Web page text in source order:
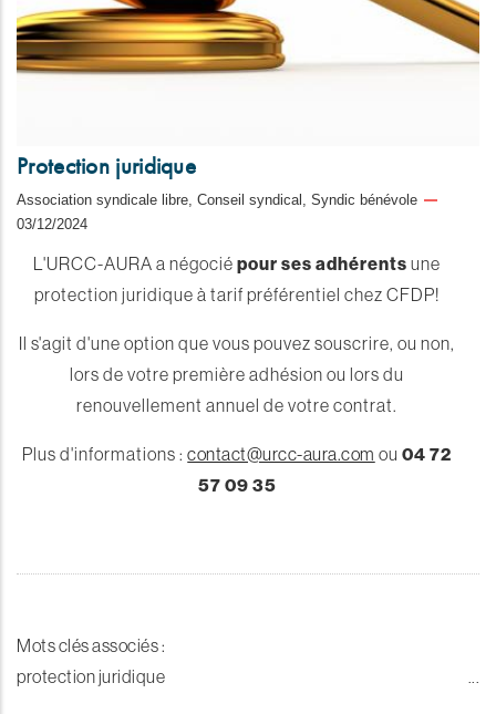
Protection juridique
Association syndicale libre, Conseil syndical, Syndic bénévole
03/12/2024
L'URCC-AURA a négocié pour ses adhérents une
protection juridique à tarif préférentiel chez CFDP!
Il s'agit d'une option que vous pouvez souscrire, ou non,
lors de votre première adhésion ou lors du
renouvellement annuel de votre contrat.
Plus d'informations : contact@urcc-aura.com ou 04 72
57 09 35
Mots clés associés :
protection juridique